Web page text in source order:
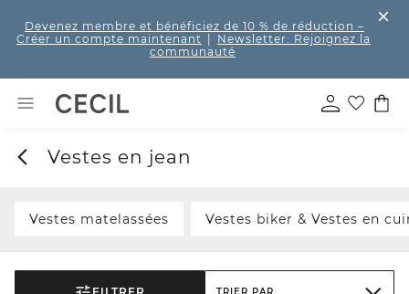
Devenez membre et bénéficiez de 10 % de réduction –
Créer un compte maintenant
Newsletter: Rejoignez la
communauté
Vestes en jean
Vestes matelassées Vestes biker & Vestes en